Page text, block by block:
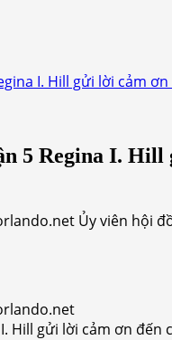
I. Hill gửi lời cảm
5 Regina I.
Ủy viên hội
Hill gửi lời cảm ơn đến